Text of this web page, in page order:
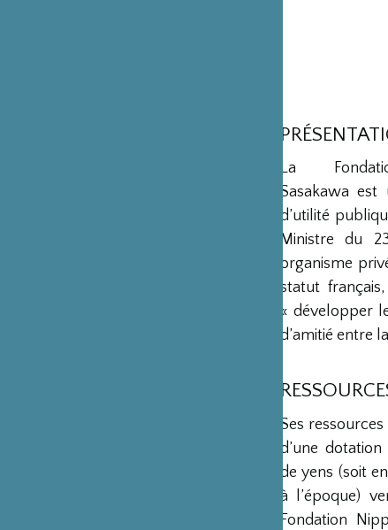
La
Sasakawa
d’utilité
Ministre du
organisme
statut
« développer
d’amitié entre
Ses
d’une
de yens (soit
à l’époque)
Fondation